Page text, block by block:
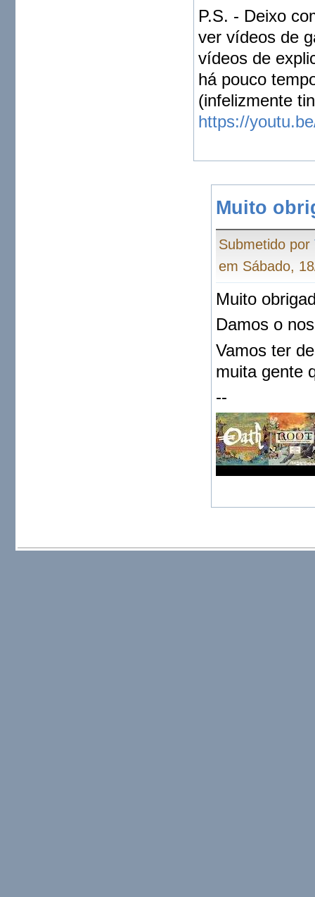
P.S. - Deixo
ver vídeos de
vídeos de
há pouco
(infelizmente
https://
Muito
Submetido por
em Sábado,
Muito
Damos o
Vamos ter
muita gente
--